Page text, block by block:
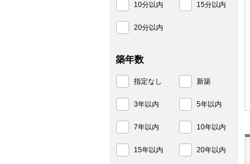
10分以内 15分以内
20分以内
築年数
指定なし 新築
3年以内 5年以内
7年以内 10年以内
15年以内 20年以内